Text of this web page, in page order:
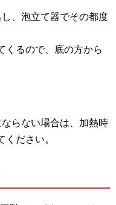
、泡立て器でその都度
くるので、底の方から
らない場合は、加熱時
ださい。